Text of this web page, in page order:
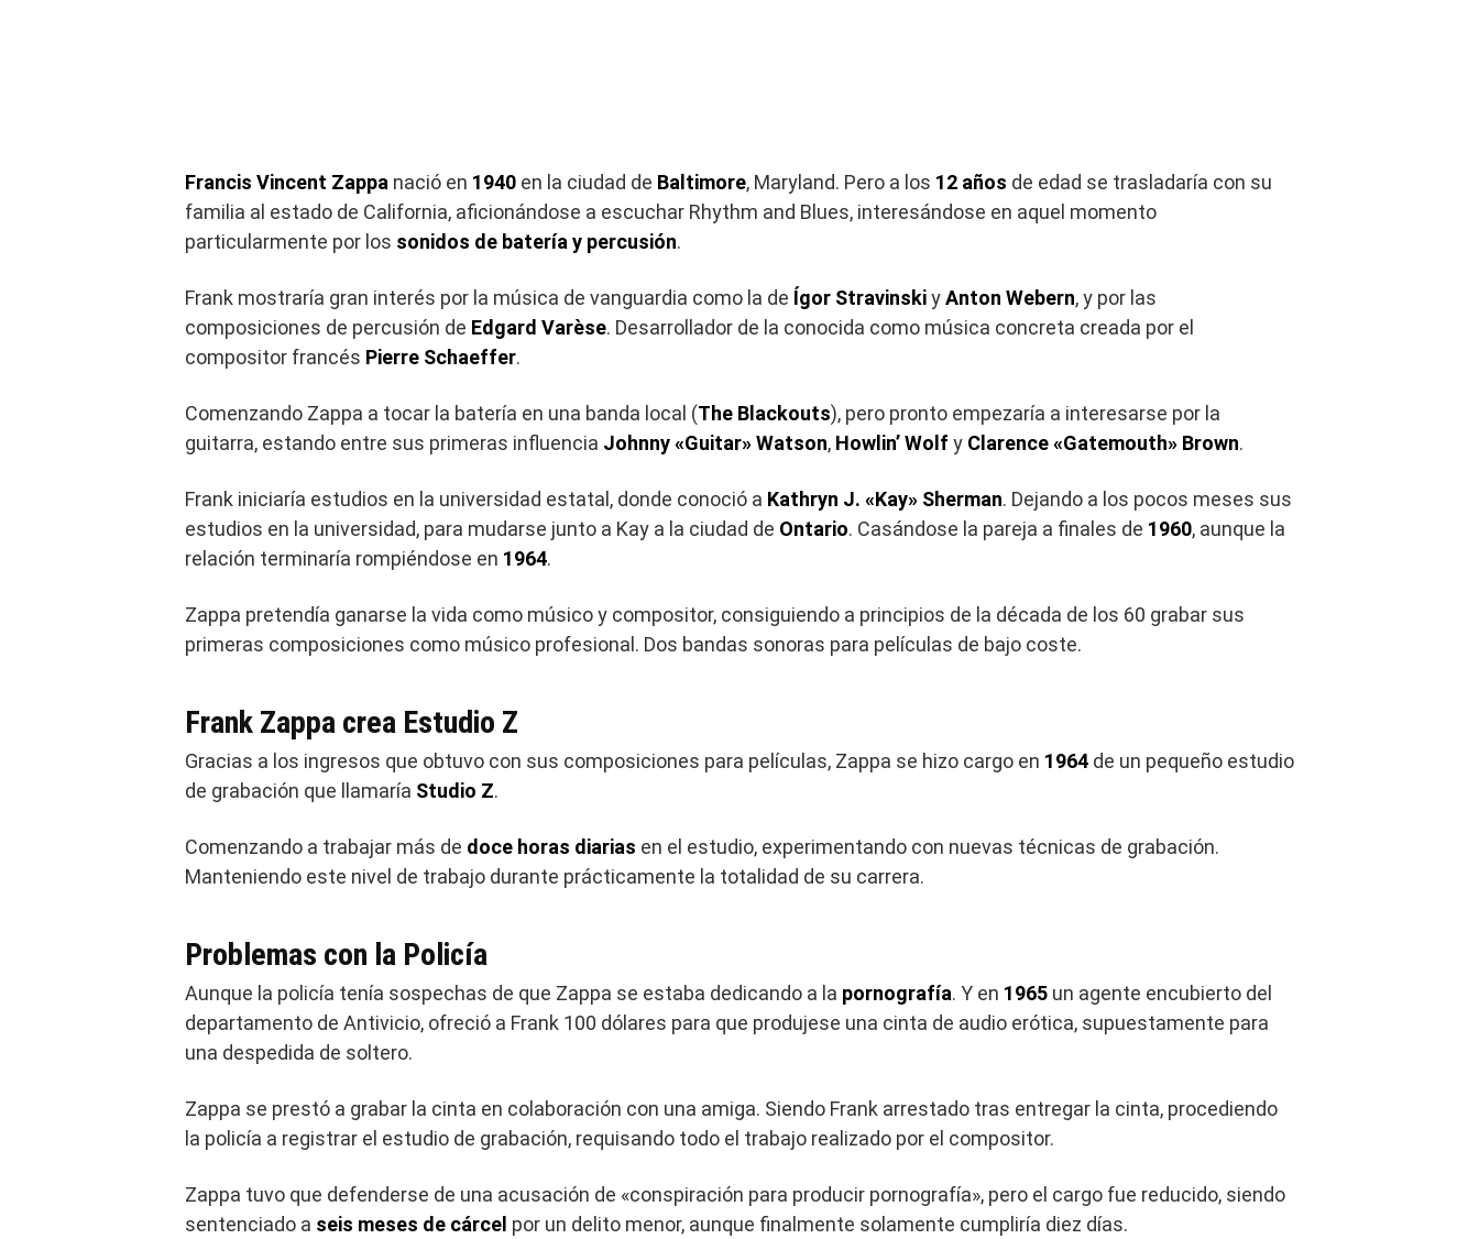
Francis Vincent Zappa nació en 1940 en la ciudad de Baltimore, Maryland. Pero a los 12 años de edad se trasladaría con su
familia al estado de California, aficionándose a escuchar Rhythm and Blues, interesándose en aquel momento
particularmente por los sonidos de batería y percusión.
Frank mostraría gran interés por la música de vanguardia como la de Ígor StravinskiyAnton Webern, y por las
composiciones de percusión de Edgard Varèse. Desarrollador de la conocida como música concreta creada por el
compositor francés Pierre Schaeffer.
Comenzando Zappa a tocar la batería en una banda local (The Blackouts), pero pronto empezaría a interesarse por la
guitarra, estando entre sus primeras influencia Johnny «Guitar» Watson, Howlin’ Wolf y Clarence «Gatemouth» Brown.
Frank iniciaría estudios en la universidad estatal, donde conoció a Kathryn J. «Kay» Sherman. Dejando a los pocos meses sus
estudios en la universidad, para mudarse junto a Kay a la ciudad de Ontario. Casándose la pareja a finales de 1960, aunque la
relación terminaría rompiéndose en 1964.
Zappa pretendía ganarse la vida como músico y compositor, consiguiendo a principios de la década de los 60 grabar sus
primeras composiciones como músico profesional. Dos bandas sonoras para películas de bajo coste.
Frank Zappa crea Estudio Z
Gracias a los ingresos que obtuvo con sus composiciones para películas, Zappa se hizo cargo en 1964 de un pequeño estudio
de grabación que llamaría Studio Z.
Comenzando a trabajar más de doce horas diarias en el estudio, experimentando con nuevas técnicas de grabación.
Manteniendo este nivel de trabajo durante prácticamente la totalidad de su carrera.
Problemas con la Policía
Aunque la policía tenía sospechas de que Zappa se estaba dedicando a la pornografía. Y en 1965 un agente encubierto del
departamento de Antivicio, ofreció a Frank 100 dólares para que produjese una cinta de audio erótica, supuestamente para
una despedida de soltero.
Zappa se prestó a grabar la cinta en colaboración con una amiga. Siendo Frank arrestado tras entregar la cinta, procediendo
la policía a registrar el estudio de grabación, requisando todo el trabajo realizado por el compositor.
Zappa tuvo que defenderse de una acusación de «conspiración para producir pornografía», pero el cargo fue reducido, siendo
sentenciado a seis meses de cárcel por un delito menor, aunque finalmente solamente cumpliría diez días.